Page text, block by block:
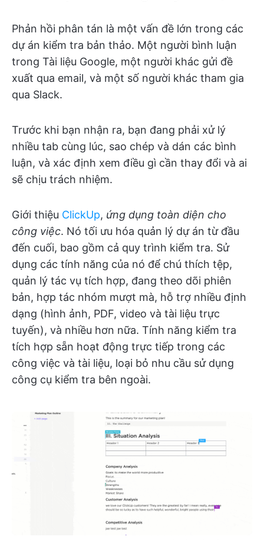
Phản hồi phân tán là một vấn đề lớn trong các
dự án kiểm tra bản thảo. Một người bình luận
trong Tài liệu Google, một người khác gửi đề
xuất qua email, và một số người khác tham gia
qua Slack.
Trước khi bạn nhận ra, bạn đang phải xử lý
nhiều tab cùng lúc, sao chép và dán các bình
luận, và xác định xem điều gì cần thay đổi và ai
sẽ chịu trách nhiệm.
Giới thiệu ClickUp, ứng dụng toàn diện cho
công việc. Nó tối ưu hóa quản lý dự án từ đầu
đến cuối, bao gồm cả quy trình kiểm tra. Sử
dụng các tính năng của nó để chú thích tệp,
quản lý tác vụ tích hợp, đang theo dõi phiên
bản, hợp tác nhóm mượt mà, hỗ trợ nhiều định
dạng (hình ảnh, PDF, video và tài liệu trực
tuyến), và nhiều hơn nữa. Tính năng kiểm tra
tích hợp sẵn hoạt động trực tiếp trong các
công việc và tài liệu, loại bỏ nhu cầu sử dụng
công cụ kiểm tra bên ngoài.